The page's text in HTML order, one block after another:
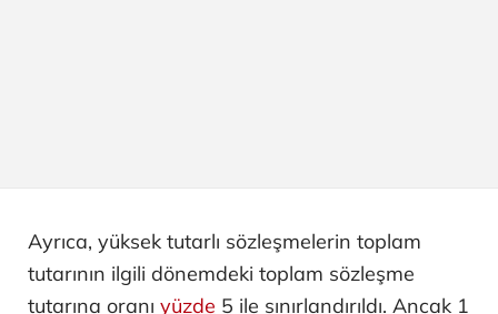
Ayrıca, yüksek tutarlı sözleşmelerin toplam
tutarının ilgili dönemdeki toplam sözleşme
tutarına oranı yüzde 5 ile sınırlandırıldı. Ancak 1